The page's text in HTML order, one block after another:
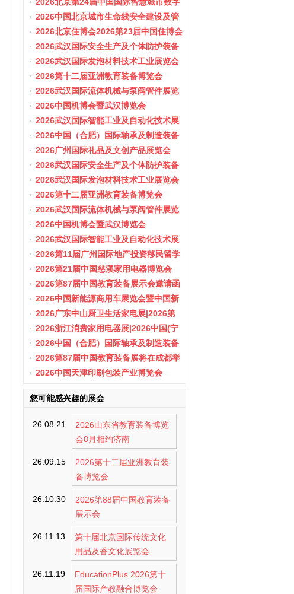
化城市城市更新建设博览会(主办住建
部）
2026中国北京城市生命线安全建设及管
网博览会
2026北京住博会2026第23届中国住博会
2026住博会
2026武汉国际安全生产及个体防护装备
展览会
2026武汉国际发泡材料技术工业展览会
2026第十二届亚洲教育装备博览会
2026武汉国际流体机械与泵阀管件展览
会/阀门展
2026中国机博会暨武汉博览会
2026武汉国际智能工业及自动化技术展
览会
2026中国（合肥）国际轴承及制造装备
展览会
2026广州国际礼品及文创产品展览会
2026武汉国际安全生产及个体防护装备
展览会
2026武汉国际发泡材料技术工业展览会
2026第十二届亚洲教育装备博览会
2026武汉国际流体机械与泵阀管件展览
会/阀门展
2026中国机博会暨武汉博览会
2026武汉国际智能工业及自动化技术展
览会
2026第11届广州国际地产投资移民留学
展览会
2026第21届中国慈溪家用电器博览会
2026第87届中国教育装备展示会邀请函
2026中国新能源商用车展览会暨中国新
能源商用车创新发展与产业融合大会
2026广东中山厨卫生活家电展|2026第
37届中国家电交易会（中山家电展）
2026浙江消费家用电器展|2026中国(宁
波)国际电子消费品及家用电器博览会
2026中国（合肥）国际轴承及制造装备
展览会
2026第87届中国教育装备展将在成都举
办
2026中国天津印刷包装产业博览会
您可能感兴趣的展会
26.08.21
2026山东省教育装备博览
会8月相约济南
26.09.15
2026第十二届亚洲教育装
备博览会
26.10.30
2026第88届中国教育装备
展示会
26.11.13
第十届北京国际传统文化
用品及香文化展览会
26.11.19
EducationPlus 2026第十
届国际产教融合博览会